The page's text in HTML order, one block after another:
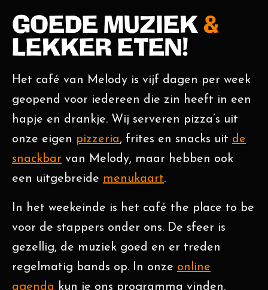
GOEDE MUZIEK &
LEKKER ETEN!
Het café van Melody is vijf dagen per week
geopend voor iedereen die zin heeft in een
hapje en drankje. Wij serveren pizza’s uit
onze eigen pizzeria, frites en snacks uit de
snackbar van Melody, maar hebben ook
een uitgebreide menukaart.
In het weekeinde is het café the place to be
voor de stappers onder ons. De sfeer is
gezellig, de muziek goed en er treden
regelmatig bands op. In onze online
agenda kun je ons programma vinden.